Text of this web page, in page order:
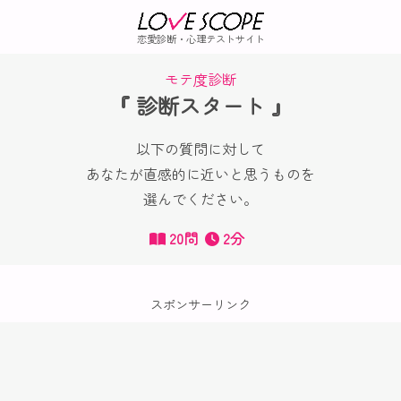
恋愛診断・心理テストサイト
モテ度診断
『 診断スタート 』
以下の質問に対して
あなたが直感的に近いと思うものを
選んでください。
20問
2分
スポンサーリンク